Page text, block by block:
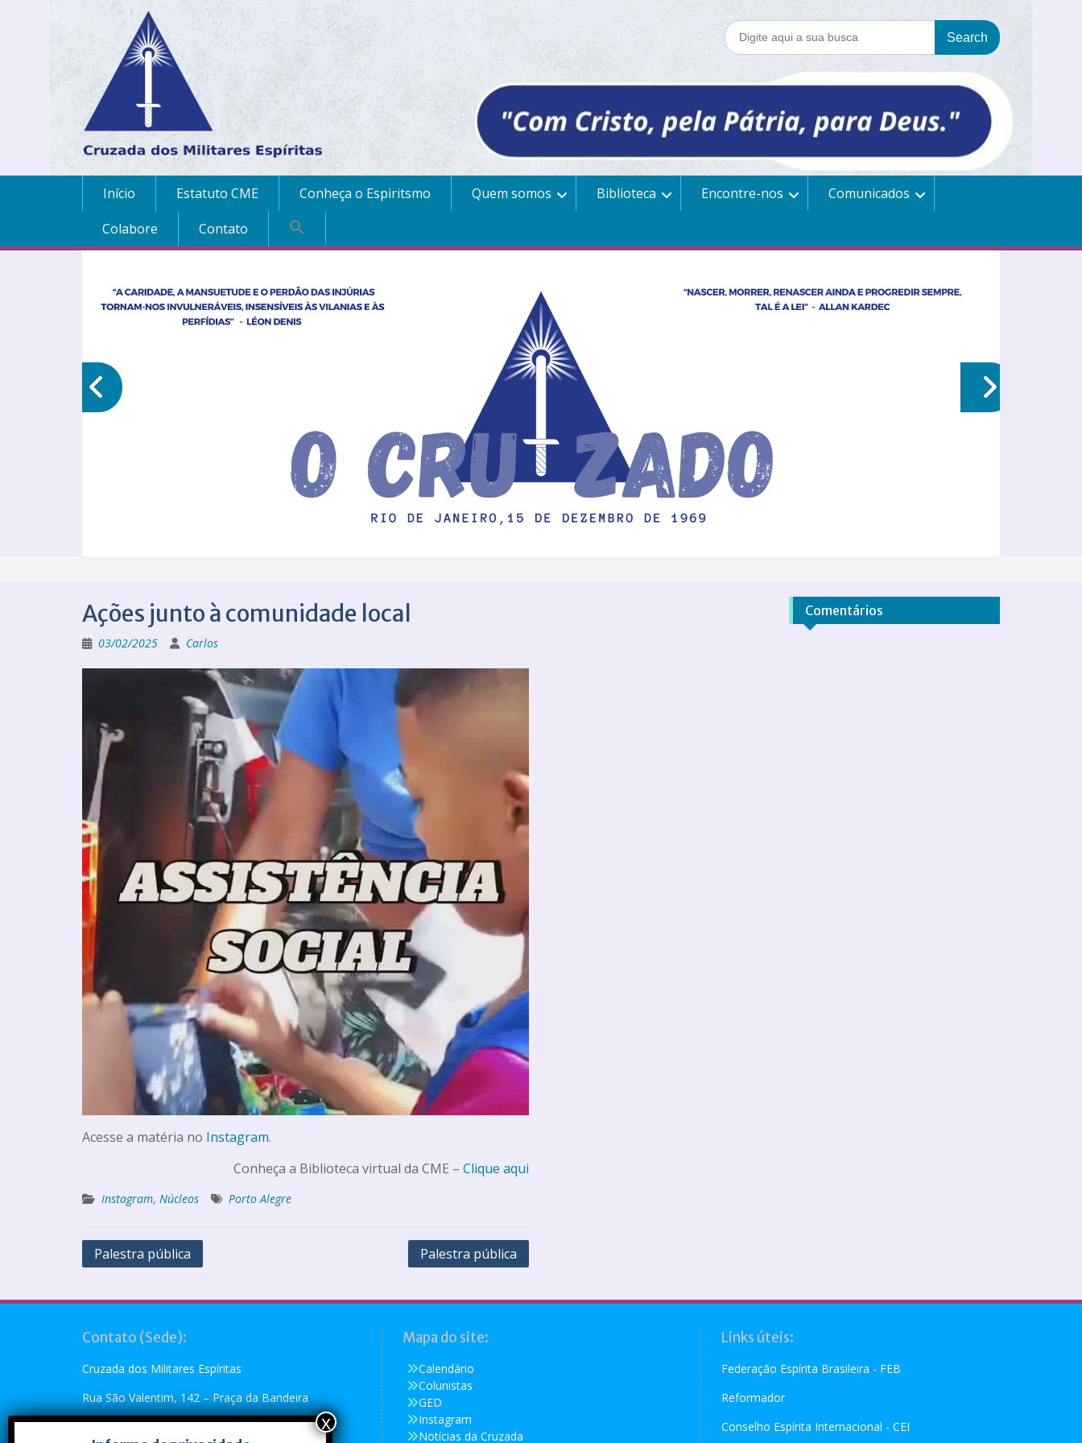
Início Estatuto CME Conheça o Espiritsmo Quem somos Biblioteca Encontre-nos
Comunicados
Colabore
Contato
Ações junto à comunidade local
03/02/2025 Carlos
Acesse a matéria no Instagram.
Conheça a Biblioteca virtual da CME – Clique aqui
Instagram, Núcleos Porto Alegre
Palestra pública Palestra pública
Comentários
Contato (Sede):
Cruzada dos Militares Espíritas
Rua São Valentim, 142 – Praça da Bandeira
Rio de Janeiro, RJ – CEP: 20.260-110
Mapa do site:
Calendário
Colunistas
GED
Instagram
Notícias da Cruzada
Links úteis:
Federação Espírita Brasileira - FEB
Reformador
Conselho Espírita Internacional - CEI